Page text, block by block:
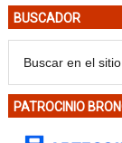
BUSCADOR
PATROCINIO